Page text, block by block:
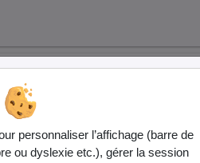
personnaliser l’affichage (barre de
ou dyslexie etc.), gérer la session